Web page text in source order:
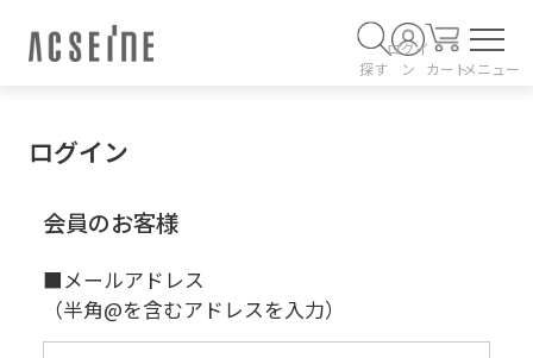
探す
ログイ
ン
カートメニュー
ログイン
会員のお客様
■メールアドレス
（半角@を含むアドレスを入力）